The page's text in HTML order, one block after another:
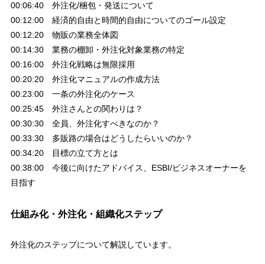
00:06:40 外注化/梱包・発送について
00:12:00 経済的自由と時間的自由についてのゴール設定
00:12:20 物販の業務全体図
00:14:30 業務の棚卸・外注化対象業務の特定
00:16:00 外注化戦略は無限採用
00:20:20 外注化マニュアルの作成方法
00:23:00 一条の外注化のケース
00:25:45 外注さんとの関わりは？
00:30:30 全員、外注化すべきなのか？
00:33:30 多販路の場合はどうしたらいいのか？
00:34:20 目標の立て方とは
00:38:00 今後に向けたアドバイス、ESBI/ビジネスオーナーを
目指す
仕組み化・外注化・組織化ステップ
外注化のステップについて解説しています。